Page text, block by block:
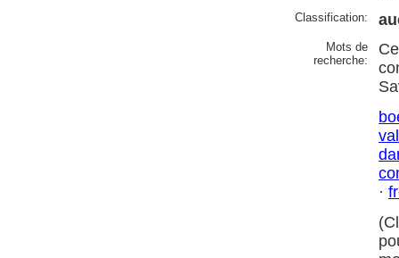
Classification:
Mots de
recherche:
·